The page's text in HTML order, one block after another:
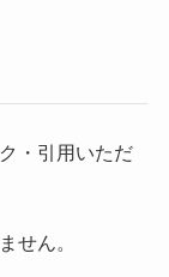
・引用いただ
せん。